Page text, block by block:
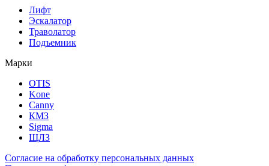
Лифт
Эскалатор
Траволатор
Подъемник
Марки
OTIS
Kone
Canny
КМЗ
Sigma
ЩЛЗ
Согласие на обработку персональных данных